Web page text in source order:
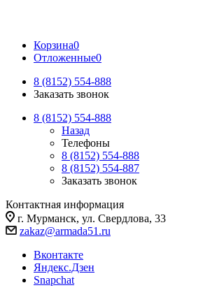
Корзина0
Отложенные0
8 (8152) 554-888
Заказать звонок
8 (8152) 554-888
Назад
Телефоны
8 (8152) 554-888
8 (8152) 554-887
Заказать звонок
Контактная информация
г. Мурманск, ул. Свердлова, 33
zakaz@armada51.ru
Вконтакте
Яндекс.Дзен
Snapchat